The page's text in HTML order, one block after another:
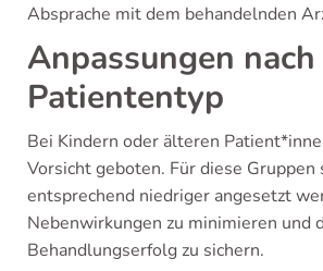
Absprache mit dem behandelnden
Anpassungen nach
Patiententyp
Bei Kindern oder älteren
Vorsicht geboten. Für diese
entsprechend niedriger angesetzt
Nebenwirkungen zu minimieren und
Behandlungserfolg zu sichern.